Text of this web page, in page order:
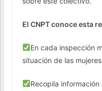
El CNPT conoce esta
En cada inspección
situación de las
Recopila